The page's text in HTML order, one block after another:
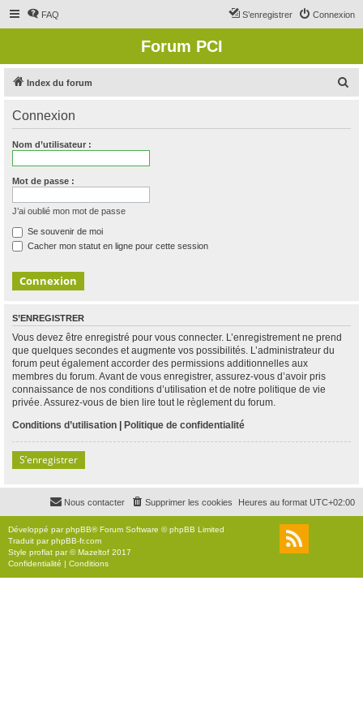
FAQ Connexion
S’enregistrer
Forum PCI
Index du forum
Connexion
Nom d’utilisateur :
Mot de passe :
J’ai oublié mon mot de passe
Se souvenir de moi
Cacher mon statut en ligne pour cette session
S’ENREGISTRER
Vous devez être enregistré pour vous connecter. L’enregistrement ne prend
que quelques secondes et augmente vos possibilités. L’administrateur du
forum peut également accorder des permissions additionnelles aux
membres du forum. Avant de vous enregistrer, assurez-vous d’avoir pris
connaissance de nos conditions d’utilisation et de notre politique de vie
privée. Assurez-vous de bien lire tout le règlement du forum.
Conditions d’utilisation | Politique de confidentialité
S’enregistrer
Heures au format UTC+02:00
Supprimer les cookies
Nous contacter
Développé parphpBB® Forum Software © phpBB Limited
Traduit parphpBB-fr.com
Style proflat par ©Mazeltof 2017
Confidentialité | Conditions